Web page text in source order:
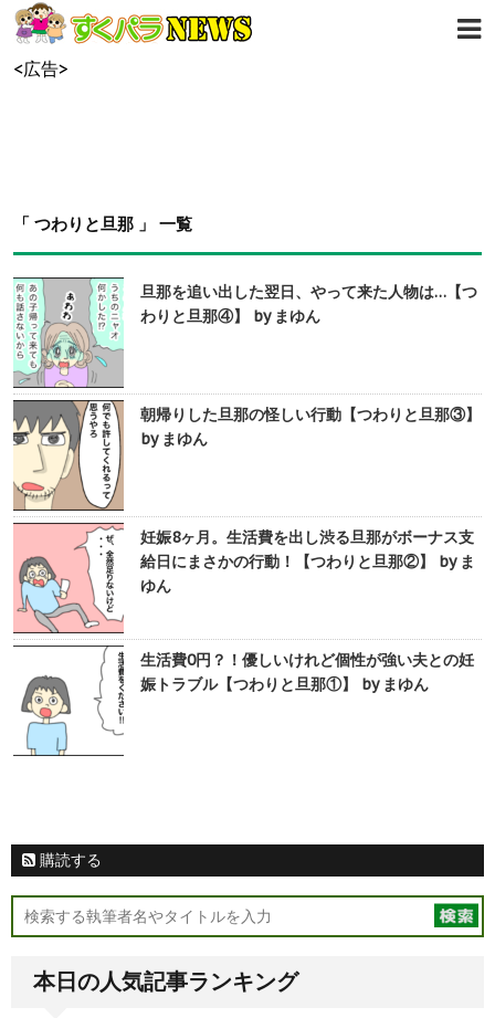
<広告>
「 つわりと旦那 」 一覧
旦那を追い出した翌日、やって来た人物は…【つ
わりと旦那④】 by まゆん
朝帰りした旦那の怪しい行動【つわりと旦那③】
by まゆん
妊娠8ヶ月。生活費を出し渋る旦那がボーナス支
給日にまさかの行動！【つわりと旦那②】 by ま
ゆん
生活費0円？！優しいけれど個性が強い夫との妊
娠トラブル【つわりと旦那①】 by まゆん
購読する
本日の人気記事ランキング